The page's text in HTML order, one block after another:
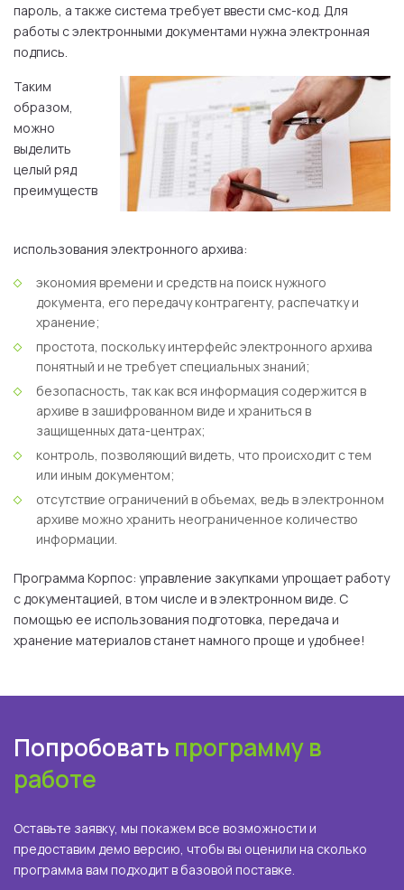
пароль, а также система требует ввести смс-код. Для
работы с электронными документами нужна электронная
подпись.
Таким
образом,
можно
выделить
целый ряд
преимуществ
использования электронного архива:
экономия времени и средств на поиск нужного
документа, его передачу контрагенту, распечатку и
хранение;
простота, поскольку интерфейс электронного архива
понятный и не требует специальных знаний;
безопасность, так как вся информация содержится в
архиве в зашифрованном виде и храниться в
защищенных дата-центрах;
контроль, позволяющий видеть, что происходит с тем
или иным документом;
отсутствие ограничений в объемах, ведь в электронном
архиве можно хранить неограниченное количество
информации.
Программа Корпос: управление закупками упрощает работу
с документацией, в том числе и в электронном виде. С
помощью ее использования подготовка, передача и
хранение материалов станет намного проще и удобнее!
Попробовать программу в
работе
Оставьте заявку, мы покажем все возможности и
предоставим демо версию, чтобы вы оценили на сколько
программа вам подходит в базовой поставке.